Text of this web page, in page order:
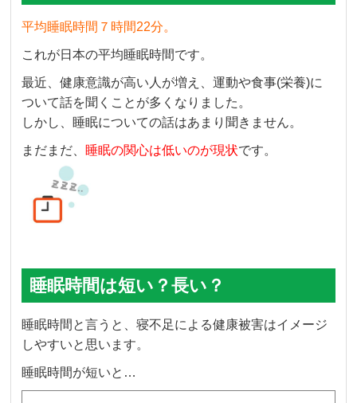
平均睡眠時間７時間22分。
これが日本の平均睡眠時間です。
最近、健康意識が高い人が増え、運動や食事(栄養)に
ついて話を聞くことが多くなりました。
しかし、睡眠についての話はあまり聞きません。
まだまだ、 睡眠の関心は低いのが現状です。
睡眠時間は短い？長い？
睡眠時間と言うと、寝不足による健康被害はイメージ
しやすいと思います。
睡眠時間が短いと…